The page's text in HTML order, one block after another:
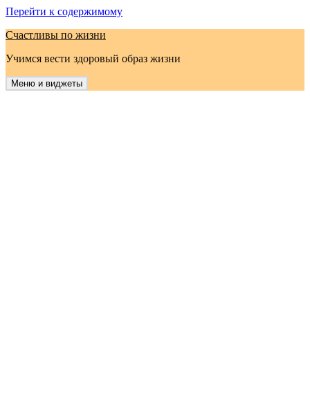
Перейти к содержимому
Счастливы по жизни
Учимся вести здоровый образ жизни
Меню и виджеты